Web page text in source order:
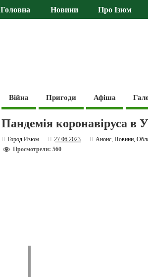
Головна Новини Про Ізюм
Війна Пригоди Афіша
Пандемія коронавіруса в
Город Изюм 27.06.2023 Анонс,Новини,
Просмотрели: 560